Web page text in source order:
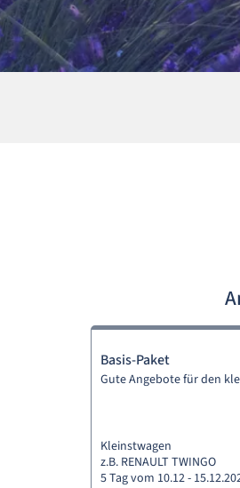
Basis-Paket
Gute Angebote für den
Kleinstwagen
z.B. RENAULT TWINGO
5 Tag vom 10.12 -